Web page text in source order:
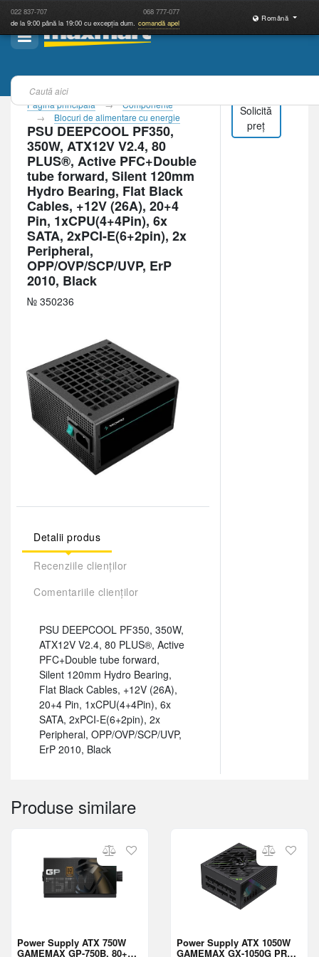
022 837-707 068 777-077
de la 9:00 până la 19:00 cu excepția dum. comandă apel
Română
Pagina principală
Componente
Blocuri de alimentare cu energie
PSU DEEPCOOL PF350,
350W, ATX12V V2.4, 80
PLUS®, Active PFC+Double
tube forward, Silent 120mm
Hydro Bearing, Flat Black
Cables, +12V (26A), 20+4
Pin, 1xCPU(4+4Pin), 6x
SATA, 2xPCI-E(6+2pin), 2x
Peripheral,
OPP/OVP/SCP/UVP, ErP
2010, Black
№ 350236
Detalii produs
Recenziile clienților
Comentariile clienților
PSU DEEPCOOL PF350, 350W,
ATX12V V2.4, 80 PLUS®, Active
PFC+Double tube forward,
Silent 120mm Hydro Bearing,
Flat Black Cables, +12V (26A),
20+4 Pin, 1xCPU(4+4Pin), 6x
SATA, 2xPCI-E(6+2pin), 2x
Peripheral, OPP/OVP/SCP/UVP,
ErP 2010, Black
Solicită
preț
Produse similare
Power Supply ATX 750W
GAMEMAX GP-750B, 80+
Power Supply ATX 1050W
GAMEMAX GX-1050G PRO,